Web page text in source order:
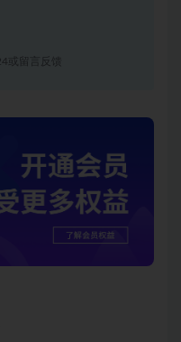
或留言反馈